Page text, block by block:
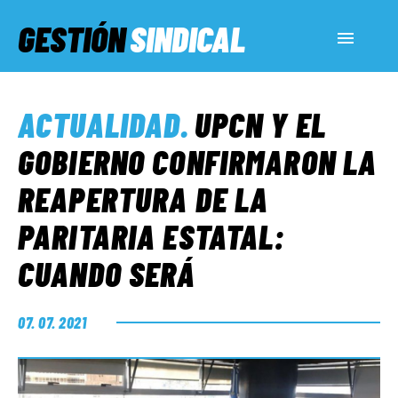
GESTIÓNSINDICAL
SERVICIOS SOCIALES
INFORMES ESPECIALES
FUERA DE MEGÁFONO
EL LADO «G»
ACTUALIDAD.UPCN Y EL
GOBIERNO CONFIRMARON LA
REAPERTURA DE LA
PARITARIA ESTATAL:
CUANDO SERÁ
07. 07. 2021